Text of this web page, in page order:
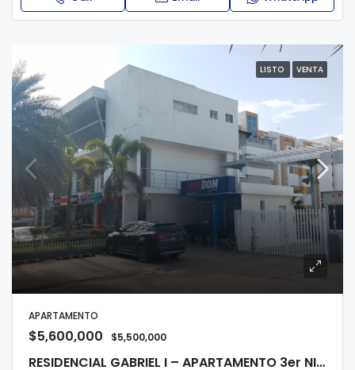
LISTO VENTA
APARTAMENTO
$5,600,000 $5,500,000
RESIDENCIAL GABRIEL I – APARTAMENTO 3er NIVEL